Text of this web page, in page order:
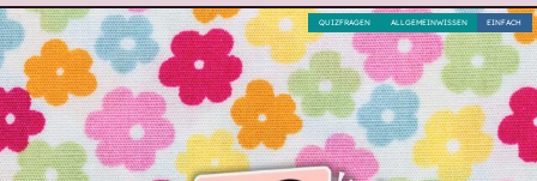
EINFACH
ALLGEMEINWISSEN
QUIZFRAGEN